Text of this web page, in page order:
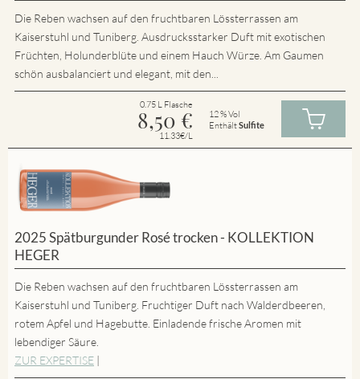
Die Reben wachsen auf den fruchtbaren Lössterrassen am
Kaiserstuhl und Tuniberg. Ausdrucksstarker Duft mit exotischen
Früchten, Holunderblüte und einem Hauch Würze. Am Gaumen
schön ausbalanciert und elegant, mit den...
0.75 L Flasche
8,50 €
11.33€/L
12 % Vol
EnthältSulfite
2025 Spätburgunder Rosé trocken - KOLLEKTION
HEGER
Die Reben wachsen auf den fruchtbaren Lössterrassen am
Kaiserstuhl und Tuniberg. Fruchtiger Duft nach Walderdbeeren,
rotem Apfel und Hagebutte. Einladende frische Aromen mit
lebendiger Säure.
ZUR EXPERTISE |